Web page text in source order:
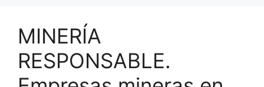
MINERÍA
RESPONSABLE.